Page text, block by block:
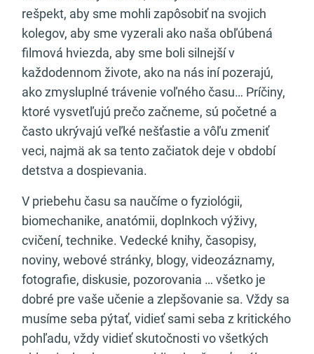
rešpekt, aby sme mohli zapôsobiť na svojich
kolegov, aby sme vyzerali ako naša obľúbená
filmová hviezda, aby sme boli silnejší v
každodennom živote, ako na nás iní pozerajú,
ako zmysluplné trávenie voľného času… Príčiny,
ktoré vysvetľujú prečo začneme, sú početné a
často ukrývajú veľké nešťastie a vôľu zmeniť
veci, najmä ak sa tento začiatok deje v období
detstva a dospievania.
V priebehu času sa naučíme o fyziológii,
biomechanike, anatómii, doplnkoch výživy,
cvičení, technike. Vedecké knihy, časopisy,
noviny, webové stránky, blogy, videozáznamy,
fotografie, diskusie, pozorovania … všetko je
dobré pre vaše učenie a zlepšovanie sa. Vždy sa
musíme seba pýtať, vidieť sami seba z kritického
pohľadu, vždy vidieť skutočnosti vo všetkých